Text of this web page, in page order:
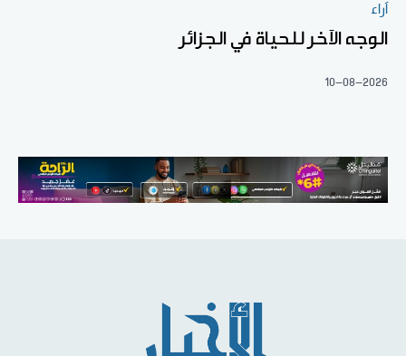
آراء
الوجه الآخر للحياة في الجزائر
10-08-2026